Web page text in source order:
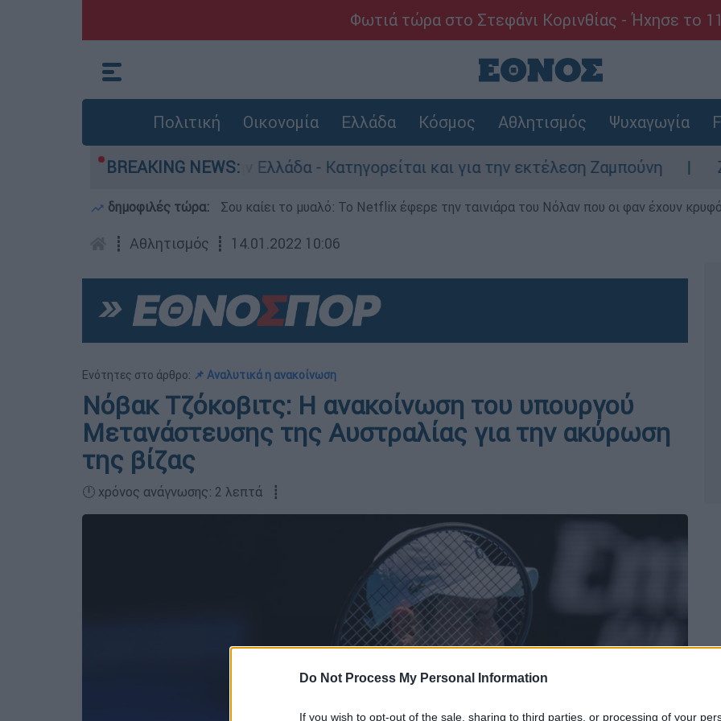
Do Not Process My Personal Information
If you wish to opt-out of the sale, sharing to third parties, or processing of your
Φωτιά τώρα στο Στεφάνι Κορινθίας - Ήχησε το
Πολιτική Οικονομία Ελλάδα Κόσμος Αθλητισμός Ψυχαγωγία
BREAKING NEWS:
ανθρωποκτονίες στην Ελλάδα - Κατηγορείται και για την εκτέλεση Ζαμπούνη
δημοφιλές τώρα: Σου καίει το μυαλό: Το Netflix έφερε την ταινιάρα του Νόλαν που οι φαν έχουν
┋ Αθλητισμός ┋ 14.01.2022 10:06
Ενότητες στο άρθρο: 📌 Αναλυτικά η ανακοίνωση
Νόβακ Τζόκοβιτς: Η ανακοίνωση του υπουργού
Μετανάστευσης της Αυστραλίας για την ακύρωση
της βίζας
🕛 χρόνος ανάγνωσης: 2 λεπτά ┋